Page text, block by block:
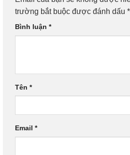
trường bắt buộc được đánh dấu *
Bình luận *
Tên *
Email *